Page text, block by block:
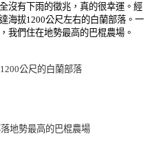
沒有下雨的徵兆， 真的很幸運。經
海拔1200公尺左右的白蘭部落。一
我們住在地勢最高的巴棍農場。
公尺的白蘭部落
地勢最高的巴棍農場